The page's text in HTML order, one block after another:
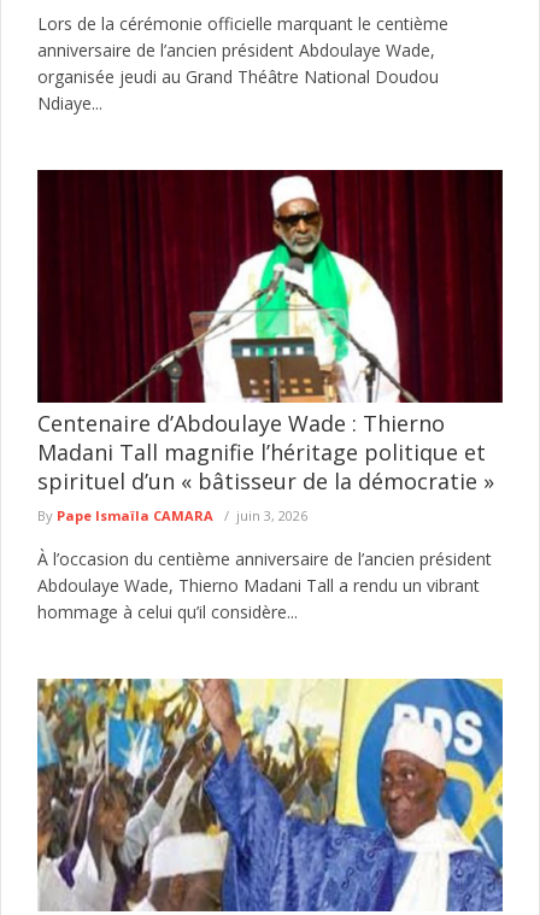
Lors de la cérémonie officielle marquant le centième
anniversaire de l’ancien président Abdoulaye Wade,
organisée jeudi au Grand Théâtre National Doudou
Ndiaye...
Centenaire d’Abdoulaye Wade : Thierno
Madani Tall magnifie l’héritage politique et
spirituel d’un « bâtisseur de la démocratie »
By Pape Ismaïla CAMARA juin 3, 2026
À l’occasion du centième anniversaire de l’ancien président
Abdoulaye Wade, Thierno Madani Tall a rendu un vibrant
hommage à celui qu’il considère...